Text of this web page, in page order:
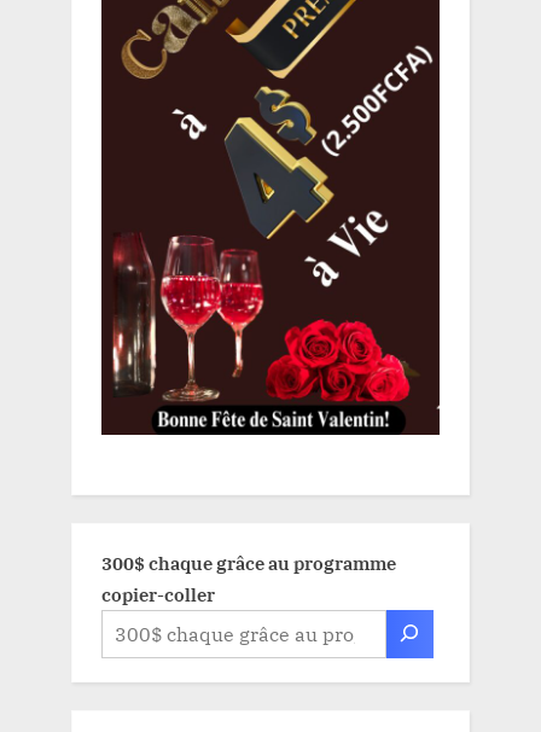
300$ chaque grâce au programme
copier-coller